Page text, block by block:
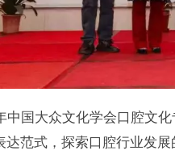
中国大众文化学会口腔文
达范式，探索口腔行业发展